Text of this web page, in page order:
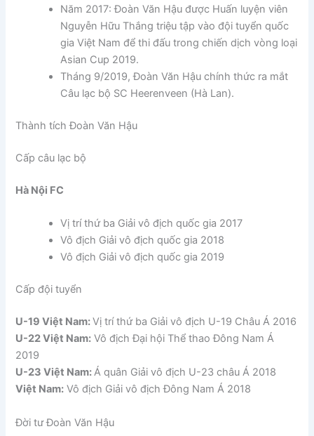
Năm 2017: Đoàn Văn Hậu được Huấn luyện viên
Nguyễn Hữu Thắng triệu tập vào đội tuyển quốc
gia Việt Nam để thi đấu trong chiến dịch vòng loại
Asian Cup 2019.
Tháng 9/2019, Đoàn Văn Hậu chính thức ra mắt
Câu lạc bộ SC Heerenveen (Hà Lan).
Thành tích Đoàn Văn Hậu
Cấp câu lạc bộ
Hà Nội FC
Vị trí thứ ba Giải vô địch quốc gia 2017
Vô địch Giải vô địch quốc gia 2018
Vô địch Giải vô địch quốc gia 2019
Cấp đội tuyển
U-19 Việt Nam:Vị trí thứ ba Giải vô địch U-19 Châu Á 2016
U-22 Việt Nam: Vô địch Đại hội Thể thao Đông Nam Á
2019
U-23 Việt Nam:Á quân Giải vô địch U-23 châu Á 2018
Việt Nam: Vô địch Giải vô địch Đông Nam Á 2018
Đời tư Đoàn Văn Hậu